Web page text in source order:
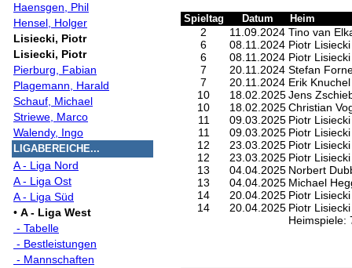
Haensgen, Phil
Hensel, Holger
Lisiecki, Piotr
Lisiecki, Piotr
Pierburg, Fabian
Plagemann, Harald
Schauf, Michael
Striewe, Marco
Walendy, Ingo
LIGABEREICHE...
A - Liga Nord
A - Liga Ost
A - Liga Süd
• A - Liga West
- Tabelle
- Bestleistungen
- Mannschaften
Spieltag Datum Heim
2 11.09.2024 Tino van
6
08.11.2024 Piotr Lisiecki
6
08.11.2024 Piotr Lisiecki
7
20.11.2024 Stefan
7
20.11.2024 Erik Knuchel
10
18.02.2025 Jens
10
18.02.2025 Christian
11
09.03.2025 Piotr Lisiecki
11
09.03.2025 Piotr Lisiecki
12
23.03.2025 Piotr Lisiecki
12
23.03.2025 Piotr Lisiecki
13
04.04.2025 Norbert
13
04.04.2025 Michael
14
20.04.2025 Piotr Lisiecki
14
20.04.2025 Piotr Lisiecki
Heimspiele: